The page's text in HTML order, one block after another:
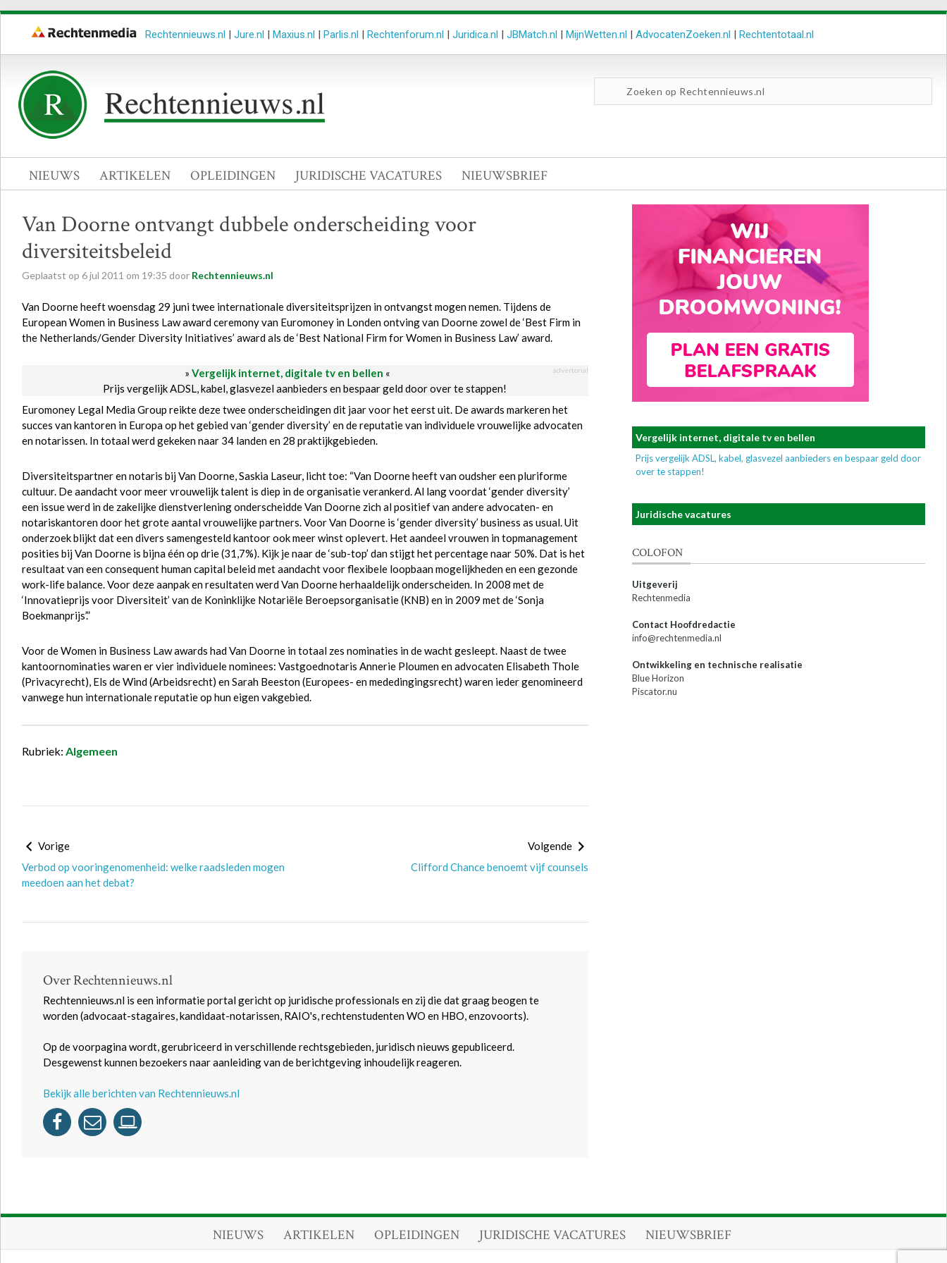
Rechtennieuws.nl | Jure.nl | Maxius.nl | Parlis.nl | Rechtenforum.nl | Juridica.nl | JBMatch.nl | MijnWetten.nl | AdvocatenZoeken.nl | Rechtentotaal.nl
NIEUWS ARTIKELEN OPLEIDINGEN JURIDISCHE VACATURES NIEUWSBRIEF
Van Doorne ontvangt dubbele onderscheiding voor
diversiteitsbeleid
Geplaatst op 6jul 2011 om 19:35 door Rechtennieuws.nl
Van Doorne heeft woensdag 29 juni twee internationale diversiteitsprijzen in ontvangst mogen nemen. Tijdens de
European Women in Business Law award ceremony van Euromoney in Londen ontving van Doorne zowel de ‘Best Firm in
the Netherlands/Gender Diversity Initiatives’ award als de ‘Best National Firm for Women in Business Law’ award.
» Vergelijk internet, digitale tv en bellen « advertorial
Prijs vergelijk ADSL, kabel, glasvezel aanbieders en bespaar geld door over te stappen!
Euromoney Legal Media Group reikte deze twee onderscheidingen dit jaar voor het eerst uit. De awards markeren het
succes van kantoren in Europa op het gebied van ‘gender diversity’ en de reputatie van individuele vrouwelijke advocaten
en notarissen. In totaal werd gekeken naar 34 landen en 28 praktijkgebieden.
Diversiteitspartner en notaris bij Van Doorne, Saskia Laseur, licht toe: “Van Doorne heeft van oudsher een pluriforme
cultuur. De aandacht voor meer vrouwelijk talent is diep in de organisatie verankerd. Al lang voordat ‘gender diversity’
een issue werd in de zakelijke dienstverlening onderscheidde Van Doorne zich al positief van andere advocaten- en
notariskantoren door het grote aantal vrouwelijke partners. Voor Van Doorne is ‘gender diversity’ business as usual. Uit
onderzoek blijkt dat een divers samengesteld kantoor ook meer winst oplevert. Het aandeel vrouwen in topmanagement
posities bij Van Doorne is bijna één op drie (31,7%). Kijk je naar de ‘sub-top’ dan stijgt het percentage naar 50%. Dat is het
resultaat van een consequent human capital beleid met aandacht voor flexibele loopbaan mogelijkheden en een gezonde
work-life balance. Voor deze aanpak en resultaten werd Van Doorne herhaaldelijk onderscheiden. In 2008 met de
‘Innovatieprijs voor Diversiteit’ van de Koninklijke Notariële Beroepsorganisatie (KNB) en in 2009 met de ‘Sonja
Boekmanprijs’.”
Voor de Women in Business Law awards had Van Doorne in totaal zes nominaties in de wacht gesleept. Naast de twee
kantoornominaties waren er vier individuele nominees: Vastgoednotaris Annerie Ploumen en advocaten Elisabeth Thole
(Privacyrecht), Els de Wind (Arbeidsrecht) en Sarah Beeston (Europees- en mededingingsrecht) waren ieder genomineerd
vanwege hun internationale reputatie op hun eigen vakgebied.
Rubriek: Algemeen
Vorige
Verbod op vooringenomenheid: welke raadsleden mogen
meedoen aan het debat?
Volgende
Clifford Chance benoemt vijf counsels
Over Rechtennieuws.nl
Rechtennieuws.nl is een informatie portal gericht op juridische professionals en zij die dat graag beogen te
worden (advocaat-stagaires, kandidaat-notarissen, RAIO's, rechtenstudenten WO en HBO, enzovoorts).
Op de voorpagina wordt, gerubriceerd in verschillende rechtsgebieden, juridisch nieuws gepubliceerd.
Desgewenst kunnen bezoekers naar aanleiding van de berichtgeving inhoudelijk reageren.
Bekijk alle berichten van Rechtennieuws.nl
Vergelijk internet, digitale tv en bellen
Prijs vergelijk ADSL, kabel, glasvezel aanbieders en bespaar geld door
over te stappen!
Juridische vacatures
COLOFON
Uitgeverij
Rechtenmedia
Contact Hoofdredactie
info@rechtenmedia.nl
Ontwikkeling en technische realisatie
Blue Horizon
Piscator.nu
NIEUWS ARTIKELEN OPLEIDINGEN JURIDISCHE VACATURES NIEUWSBRIEF